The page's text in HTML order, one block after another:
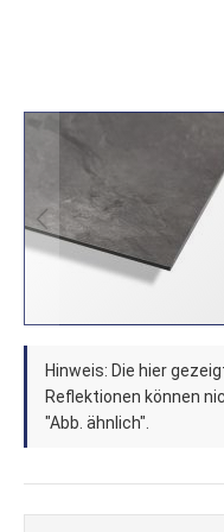
Zum
Anfang
der
Bildergalerie
springen
Hinweis: Die hier
Reflektionen können
"Abb. ähnlich".